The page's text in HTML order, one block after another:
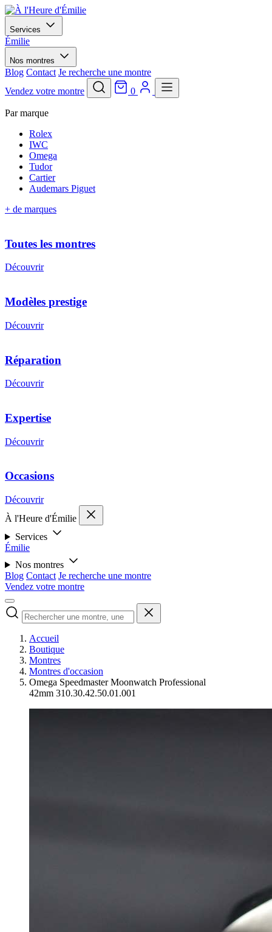
Services
Émilie
Nos montres
Blog Contact Je recherche une montre
Vendez votre montre
0
Par marque
Rolex
IWC
Omega
Tudor
Cartier
Audemars Piguet
+ de marques
Toutes les montres
Découvrir
Modèles prestige
Découvrir
Réparation
Découvrir
Expertise
Découvrir
Occasions
Découvrir
À l'Heure d'Émilie
Services
Émilie
Nos montres
Blog Contact Je recherche une montre
Vendez votre montre
Accueil
Boutique
Montres
Montres d'occasion
Omega Speedmaster Moonwatch Professional
42mm 310.30.42.50.01.001